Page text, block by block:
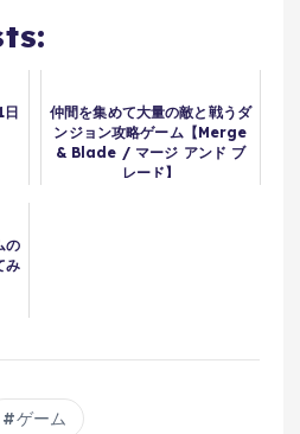
日
仲間を集めて大量の敵と戦うダ
ンジョン攻略ゲーム【Merge
& Blade / マージ アンド ブ
レード】
の
み
ゲーム